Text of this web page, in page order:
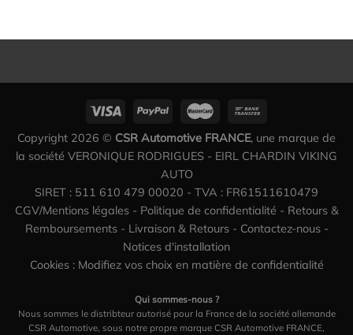
Copyright 2026 © CSR Automotive FRANCE, une marque de
la société VERONIQUE RODRIGUES - EIRL CHARDIN VIKING
AUTO
SIRET : 511 610 479 00020 - TVA : FR61511610479
CGV/Mentions légales- Politique de confidentialité - Retours &
Remboursements- Livraison & Retours- Contactez-nous-
Notices d'installation
Cookies : Modifiez vos choix en matière de confidentialité
Qui sommes-nous ?
Nous sommes le distribteur autorisé pour la France de la société allemande
CSR Automotive, sous notre propre marque CSR Automotive FRANCE,